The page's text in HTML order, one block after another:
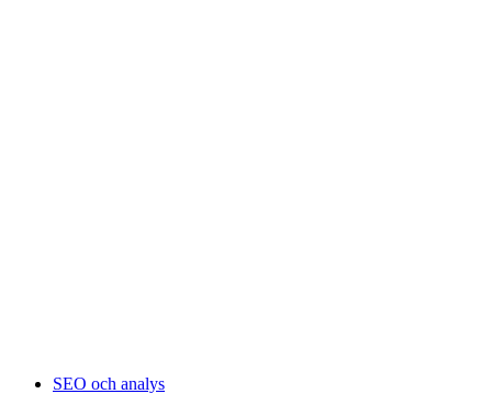
SEO och analys